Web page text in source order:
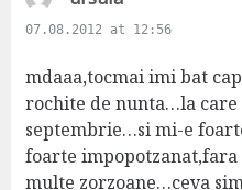
a
s
:
07.08.2012 at 12:56
mdaaa,tocmai imi bat
rochite de nunta…la care
septembrie…si mi-e
foarte
multe zorzoane…ceva